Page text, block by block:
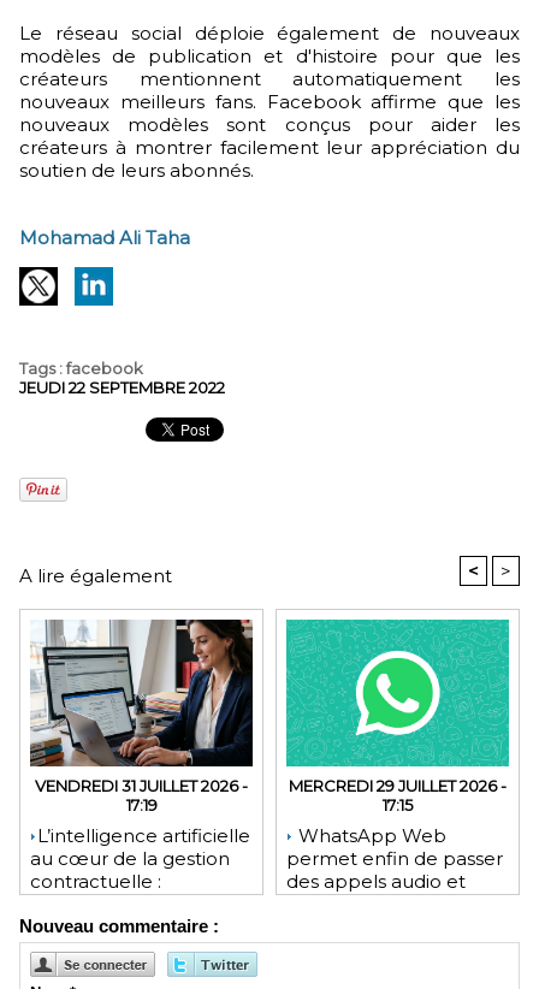
Le réseau social déploie également de nouveaux
modèles de publication et d'histoire pour que les
créateurs mentionnent automatiquement les
nouveaux meilleurs fans. Facebook affirme que les
nouveaux modèles sont conçus pour aider les
créateurs à montrer facilement leur appréciation du
soutien de leurs abonnés.
Mohamad Ali Taha
Tags:facebook
JEUDI 22 SEPTEMBRE 2022
A lire également < >
VENDREDI 31 JUILLET 2026 -
17:19
​L’intelligence artificielle
au cœur de la gestion
contractuelle :
pour les juristes ?
MERCREDI 29 JUILLET 2026 -
17:15
WhatsApp Web
permet enfin de passer
des appels audio et
Nouveau commentaire :